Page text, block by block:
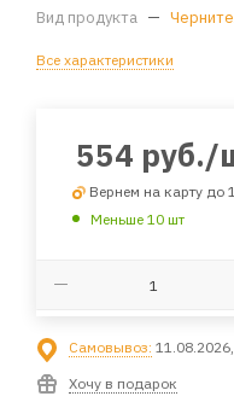
Вид продукта —
Все характеристики
554 руб./
Вернем на карту до
Меньше 10 шт
Самовывоз:
Хочу в подарок